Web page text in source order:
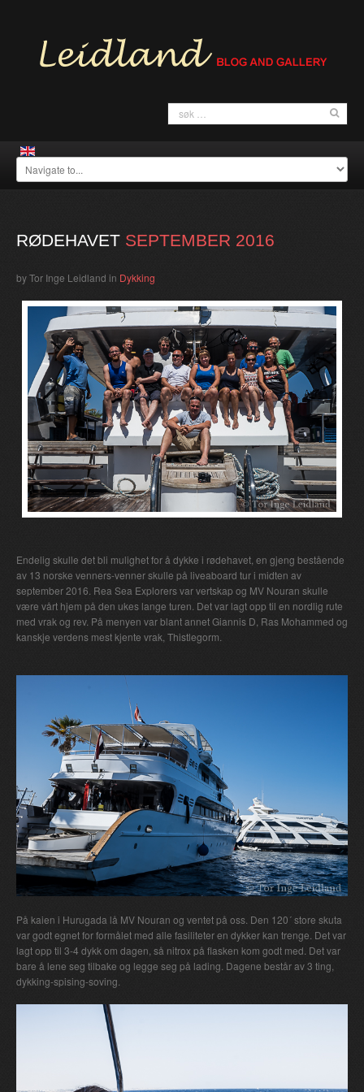
RØDEHAVET SEPTEMBER 2016
by Tor Inge Leidland in Dykking
Endelig skulle det bli mulighet for å dykke i rødehavet, en gjeng bestående
av 13 norske venners-venner skulle på liveaboard tur i midten av
september 2016. Rea Sea Explorers var vertskap og MV Nouran skulle
være vårt hjem på den ukes lange turen. Det var lagt opp til en nordlig rute
med vrak og rev. På menyen var blant annet Giannis D, Ras Mohammed og
kanskje verdens mest kjente vrak, Thistlegorm.
På kaien i Hurugada lå MV Nouran og ventet på oss. Den 120´ store skuta
var godt egnet for formålet med alle fasiliteter en dykker kan trenge. Det var
lagt opp til 3-4 dykk om dagen, så nitrox på flasken kom godt med. Det var
bare å lene seg tilbake og legge seg på lading. Dagene består av 3 ting,
dykking-spising-soving.